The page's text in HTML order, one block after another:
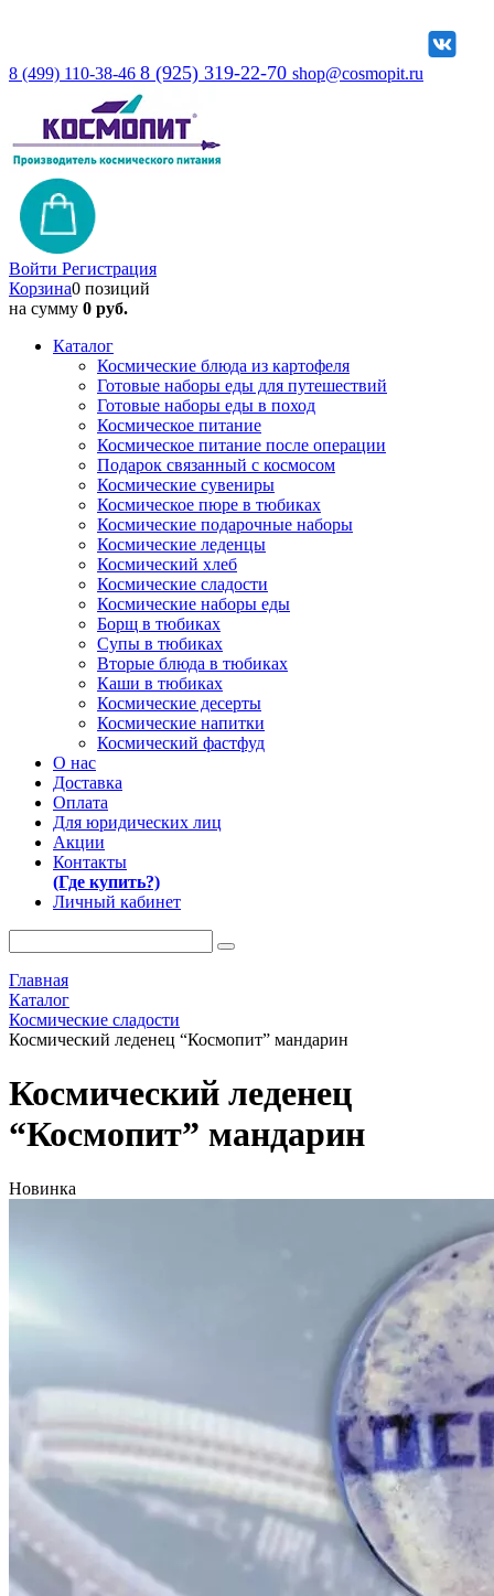
8 (499) 110-38-46 8 (925) 319-22-70 shop@cosmopit.ru
Войти Регистрация
Корзина0 позиций
на сумму 0 руб.
Каталог
Космические блюда из картофеля
Готовые наборы еды для путешествий
Готовые наборы еды в поход
Космическое питание
Космическое питание после операции
Подарок связанный с космосом
Космические сувениры
Космическое пюре в тюбиках
Космические подарочные наборы
Космические леденцы
Космический хлеб
Космические сладости
Космические наборы еды
Борщ в тюбиках
Супы в тюбиках
Вторые блюда в тюбиках
Каши в тюбиках
Космические десерты
Космические напитки
Космический фастфуд
О нас
Доставка
Оплата
Для юридических лиц
Акции
Контакты
(Где купить?)
Личный кабинет
Главная
Каталог
Космические сладости
Космический леденец “Космопит” мандарин
Космический леденец
“Космопит” мандарин
Новинка